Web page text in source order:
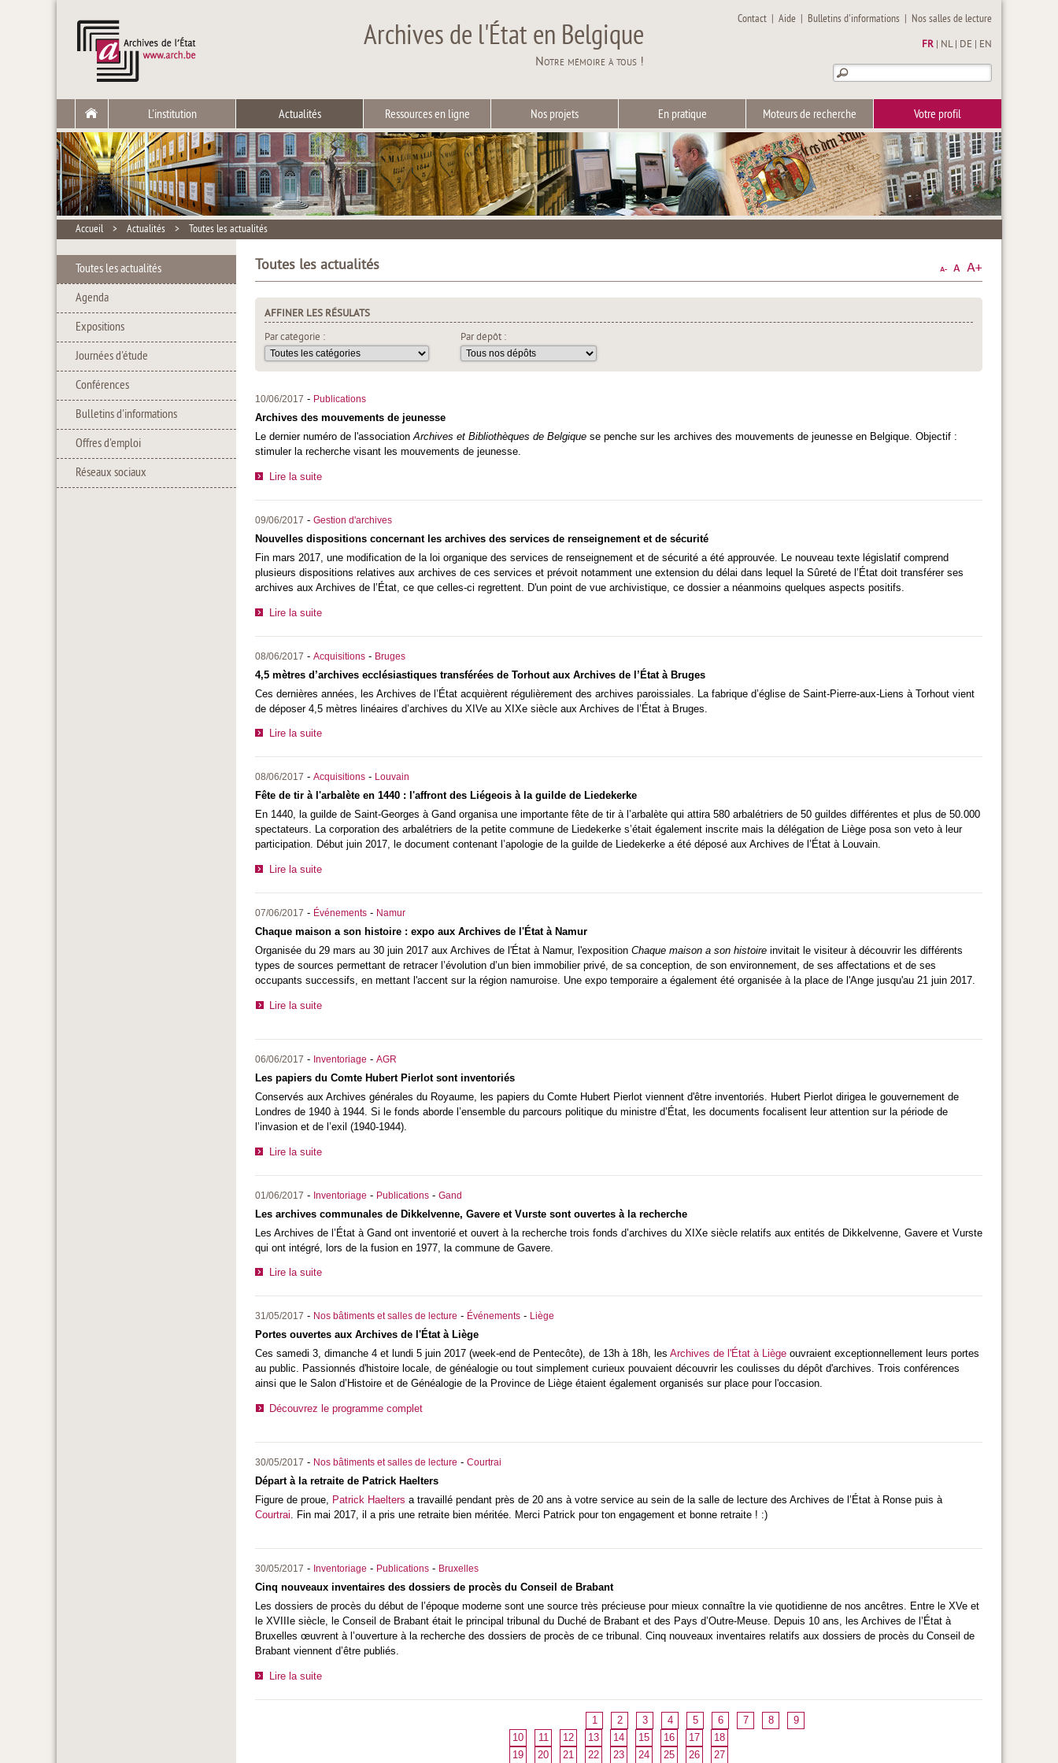
Archives de l'État en Belgique
Notre mémoire à tous !
Contact |Aide | Bulletins d'informations | Nos salles de lecture
FR NL| DE EN
L'institution Actualités Ressources en ligne Nos projets En pratique Moteurs de recherche Votre profil
Accueil > Actualités > Toutes les actualités
Toutes les actualités
Agenda
Expositions
Journées d'étude
Conférences
Bulletins d'informations
Offres d'emploi
Réseaux sociaux
Toutes les actualités
AFFINER LES RÉSULATS
Par catégorie :
Par dépôt :
10/06/2017 - Publications
Archives des mouvements de jeunesse
Le dernier numéro de l'associationArchives et Bibliothèques de Belgique se penche sur les archives des mouvements de jeunesse en Belgique. Objectif :
stimuler la recherche visant les mouvements de jeunesse.
Lire la suite
09/06/2017 - Gestion d'archives
Nouvelles dispositions concernant les archives des services de renseignement et de sécurité
Fin mars 2017, une modification de la loi organique des services de renseignement et de sécurité a été approuvée. Le nouveau texte législatif comprend
plusieurs dispositions relatives aux archives de ces services et prévoit notamment une extension du délai dans lequel la Sûreté de l’État doit transférer ses
archives aux Archives de l’État, ce que celles-ci regrettent. D'un point de vue archivistique, ce dossier a néanmoins quelques aspects positifs.
Lire la suite
08/06/2017 - Acquisitions - Bruges
4,5 mètres d’archives ecclésiastiques transférées de Torhout aux Archives de l’État à Bruges
Ces dernières années, les Archives de l’État acquièrent régulièrement des archives paroissiales. La fabrique d’église de Saint-Pierre-aux-Liens à Torhout vient
de déposer 4,5 mètres linéaires d’archives du XIVe au XIXe siècle aux Archives de l’État à Bruges.
Lire la suite
08/06/2017 - Acquisitions - Louvain
Fête de tir à l'arbalète en 1440 : l'affront des Liégeois à la guilde de Liedekerke
En 1440, la guilde de Saint-Georges à Gand organisa une importante fête de tir à l’arbalète qui attira 580 arbalétriers de 50 guildes différentes et plus de 50.000
spectateurs. La corporation des arbalétriers de la petite commune de Liedekerke s’était également inscrite mais la délégation de Liège posa son veto à leur
participation. Début juin 2017, le document contenant l’apologie de la guilde de Liedekerke a été déposé aux Archives de l’État à Louvain.
Lire la suite
07/06/2017 - Événements - Namur
Chaque maison a son histoire : expo aux Archives de l'État à Namur
Organisée du 29 mars au 30 juin 2017 aux Archives de l'État à Namur, l'exposition Chaque maison a son histoire invitait le visiteur à découvrir les différents
types de sources permettant de retracer l’évolution d’un bien immobilier privé, de sa conception, de son environnement, de ses affectations et de ses
occupants successifs, en mettant l'accent sur la région namuroise. Une expo temporaire a également été organisée à la place de l'Ange jusqu'au 21 juin 2017.
Lire la suite
06/06/2017 - Inventoriage - AGR
Les papiers du Comte Hubert Pierlot sont inventoriés
Conservés aux Archives générales du Royaume, les papiers du Comte Hubert Pierlot viennent d'être inventoriés. Hubert Pierlot dirigea le gouvernement de
Londres de 1940 à 1944. Si le fonds aborde l’ensemble du parcours politique du ministre d’État, les documents focalisent leur attention sur la période de
l’invasion et de l’exil (1940-1944).
Lire la suite
01/06/2017 - Inventoriage - Publications - Gand
Les archives communales de Dikkelvenne, Gavere et Vurste sont ouvertes à la recherche
Les Archives de l’État à Gand ont inventorié et ouvert à la recherche trois fonds d’archives du XIXe siècle relatifs aux entités de Dikkelvenne, Gavere et Vurste
qui ont intégré, lors de la fusion en 1977, la commune de Gavere.
Lire la suite
31/05/2017 - Nos bâtiments et salles de lecture - Événements - Liège
Portes ouvertes aux Archives de l'État à Liège
Ces samedi 3, dimanche 4 et lundi 5 juin 2017 (week-end de Pentecôte), de 13h à 18h, les Archives de l'État à Liège ouvraient exceptionnellement leurs portes
au public. Passionnés d'histoire locale, de généalogie ou tout simplement curieux pouvaient découvrir les coulisses du dépôt d'archives. Trois conférences
ainsi que le Salon d’Histoire et de Généalogie de la Province de Liège étaient également organisés sur place pour l'occasion.
Découvrez le programme complet
30/05/2017 - Nos bâtiments et salles de lecture - Courtrai
Départ à la retraite de Patrick Haelters
Figure de proue,
Patrick Haelters a travaillé pendant près de 20 ans à votre service au sein de la salle de lecture des Archives de l’État à Ronse puis à
Courtrai . Fin mai 2017, il a pris une retraite bien méritée. Merci Patrick pour ton engagement et bonne retraite ! :)
30/05/2017 - Inventoriage - Publications - Bruxelles
Cinq nouveaux inventaires des dossiers de procès du Conseil de Brabant
Les dossiers de procès du début de l’époque moderne sont une source très précieuse pour mieux connaître la vie quotidienne de nos ancêtres. Entre le XVe et
le XVIIIe siècle, le Conseil de Brabant était le principal tribunal du Duché de Brabant et des Pays d’Outre-Meuse. Depuis 10 ans, les Archives de l’État à
Bruxelles œuvrent à l’ouverture à la recherche des dossiers de procès de ce tribunal. Cinq nouveaux inventaires relatifs aux dossiers de procès du Conseil de
Brabant viennent d’être publiés.
Lire la suite
1 2 3 4 5 6 7 8
9
10
11 12 13 14 15 16 17
18
19
20 21 22 23 24 25 26
27